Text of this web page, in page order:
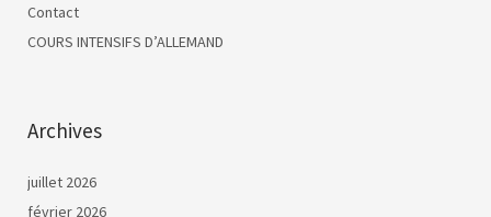
Contact
COURS INTENSIFS D’ALLEMAND
Archives
juillet 2026
février 2026